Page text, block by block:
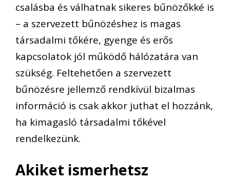
csalásba és válhatnak sikeres bűnözőkké is
– a szervezett bűnözéshez is magas
társadalmi tőkére, gyenge és erős
kapcsolatok jól működő hálózatára van
szükség. Feltehetően a szervezett
bűnözésre jellemző rendkívül bizalmas
információ is csak akkor juthat el hozzánk,
ha kimagasló társadalmi tőkével
rendelkezünk.
Akiket ismerhetsz